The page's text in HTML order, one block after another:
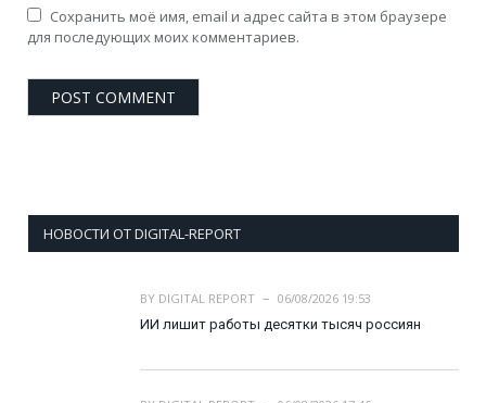
Сохранить моё имя, email и адрес сайта в этом браузере
для последующих моих комментариев.
НОВОСТИ ОТ DIGITAL-REPORT
BY DIGITAL REPORT
06/08/2026 19:53
ИИ лишит работы десятки тысяч россиян